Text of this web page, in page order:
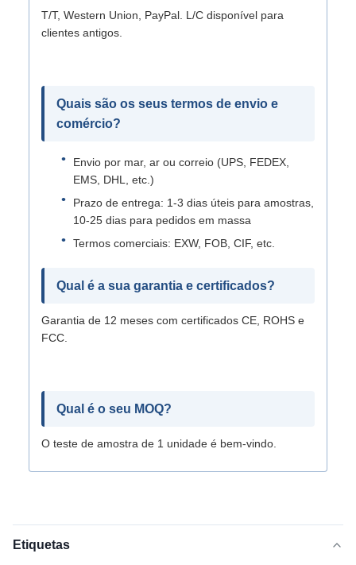
T/T, Western Union, PayPal. L/C disponível para
clientes antigos.
Quais são os seus termos de envio e
comércio?
Envio por mar, ar ou correio (UPS, FEDEX,
EMS, DHL, etc.)
Prazo de entrega: 1-3 dias úteis para amostras,
10-25 dias para pedidos em massa
Termos comerciais: EXW, FOB, CIF, etc.
Qual é a sua garantia e certificados?
Garantia de 12 meses com certificados CE, ROHS e
FCC.
Qual é o seu MOQ?
O teste de amostra de 1 unidade é bem-vindo.
Etiquetas